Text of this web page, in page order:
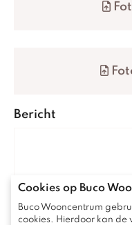
Bericht
Cookies op Buco
Buco Wooncentrum
cookies. Hierdoor kan de